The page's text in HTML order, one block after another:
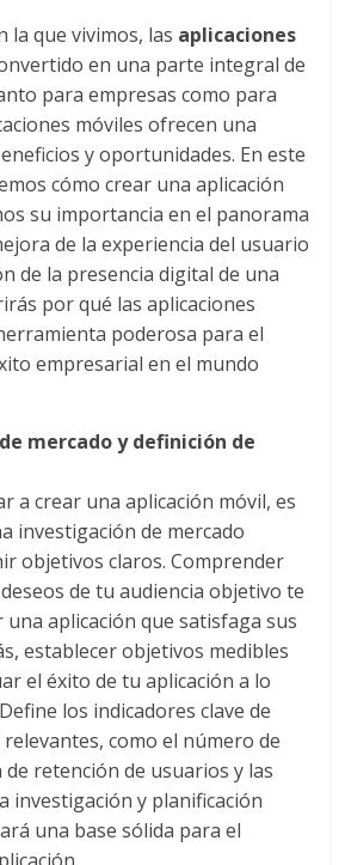
la que vivimos, las aplicaciones
en una parte integral de
para empresas como para
móviles ofrecen una
y oportunidades. En este
cómo crear una aplicación
su importancia en el panorama
de la experiencia del usuario
de la presencia digital de una
por qué las aplicaciones
poderosa para el
empresarial en el mundo
mercado y definición de
a crear una aplicación móvil, es
investigación de mercado
objetivos claros. Comprender
de tu audiencia objetivo te
una aplicación que satisfaga sus
establecer objetivos medibles
el éxito de tu aplicación a lo
los indicadores clave de
como el número de
de retención de usuarios y las
investigación y planificación
una base sólida para el